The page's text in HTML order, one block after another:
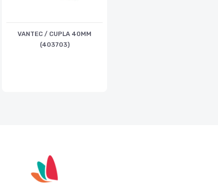
VANTEC / CUPLA 40MM
(403703)